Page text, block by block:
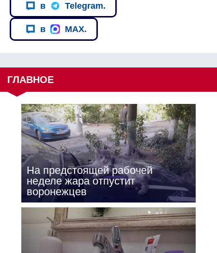
в Telegram.
в MAX.
ГЛАВНОЕ
На предстоящей рабочей
неделе жара отпустит
воронежцев